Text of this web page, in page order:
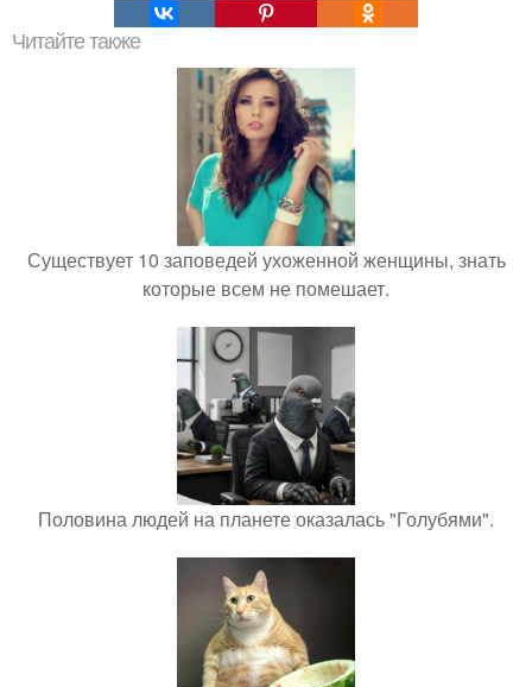
Читайте также
Существует 10 заповедей ухоженной женщины, знать
которые всем не помешает.
Половина людей на планете оказалась "Голубями".